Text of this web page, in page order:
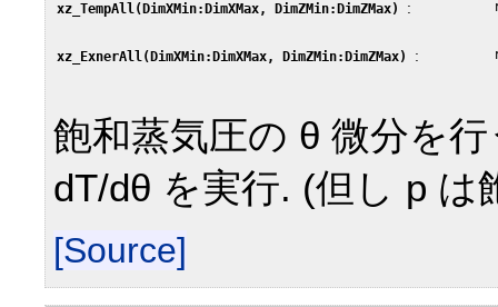
xz_TempAll(DimXMin:DimXMax, DimZMin:DimZMax) :
xz_ExnerAll(DimXMin:DimXMax, DimZMin:DimZMax) :
飽和蒸気圧の θ 微分を
dT/dθ を実行. (但し p は
[Source]